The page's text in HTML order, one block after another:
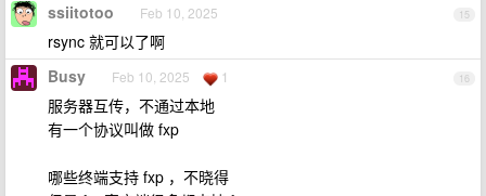
15
ssiitotoo Feb 10, 2025
rsync 就可以了啊
16
Busy Feb 10, 2025 1
服务器互传，不通过本地
有一个协议叫做 fxp
哪些终端支持 fxp ，不晓得